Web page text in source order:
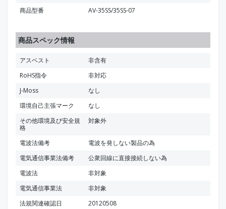
商品型番
AV-35SS/35SS-07
商品スペック情報
アスベスト
非含有
RoHS指令
非対応
J-Moss
なし
環境自己主張マーク
なし
その他環境及び安全規
格
対象外
電波法備考
電波を発しない製品の為
電気通信事業法備考
公衆回線に直接接続しない為
電波法
非対象
電気通信事業法
非対象
法規関連確認日
20120508